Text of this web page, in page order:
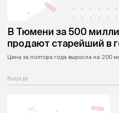
В Тюмени за 500
продают старейший в
Цена за полтора года выросла на 200
Вслух.ру